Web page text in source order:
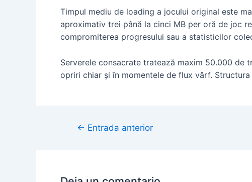
Timpul mediu de loading a jocului original este
aproximativ trei până la cinci MB per oră de joc
compromiterea progresului sau a statisticilor
Serverele consacrate tratează maxim 50.000 de
opriri chiar și în momentele de flux vârf.
← Entrada anterior